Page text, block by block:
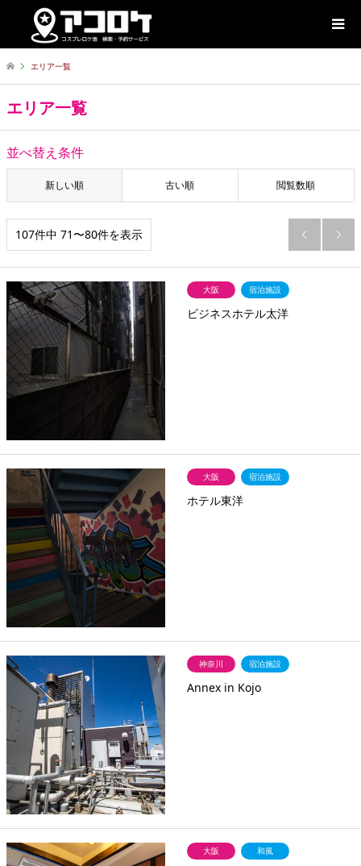
エリア一覧
エリア一覧
並べ替え条件
新しい順 古い順 閲覧数順
107件中 71〜80件を表示  
大阪 宿泊施設
ビジネスホテル太洋
大阪 宿泊施設
ホテル東洋
神奈川 宿泊施設
Annex in Kojo
大阪 和風